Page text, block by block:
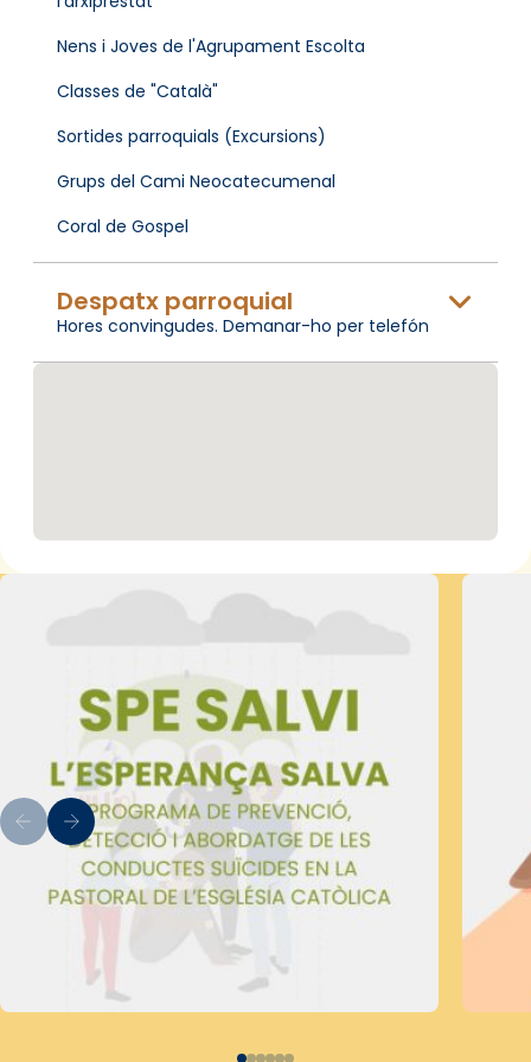
Nens i Joves de l'Agrupament Escolta
Classes de "Català"
Sortides parroquials (Excursions)
Grups del Cami Neocatecumenal
Coral de Gospel
Despatx parroquial
Hores convingudes. Demanar-ho per telefón